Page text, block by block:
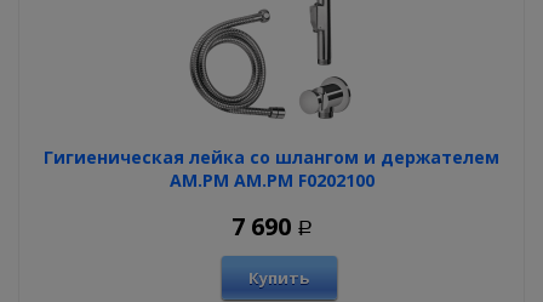
Гигиеническая лейка со шлангом и держателем
AM.PM AM.PM F0202100
7 690 Р
Купить